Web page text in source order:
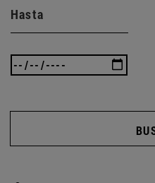
Hasta